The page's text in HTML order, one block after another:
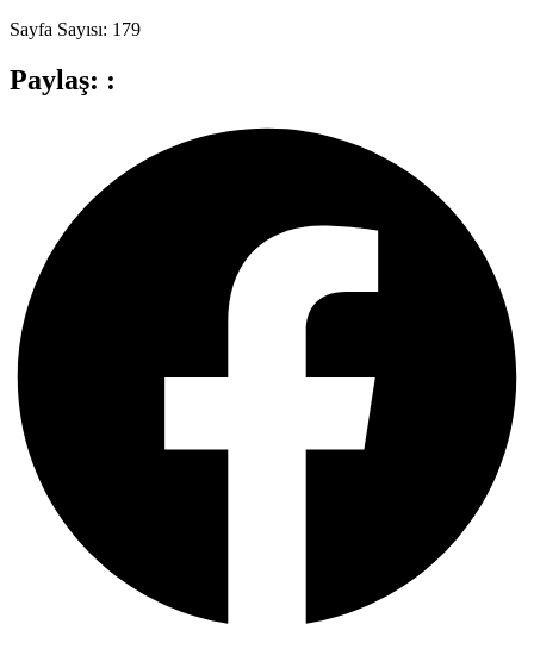
Sayfa Sayısı: 179
Paylaş: :